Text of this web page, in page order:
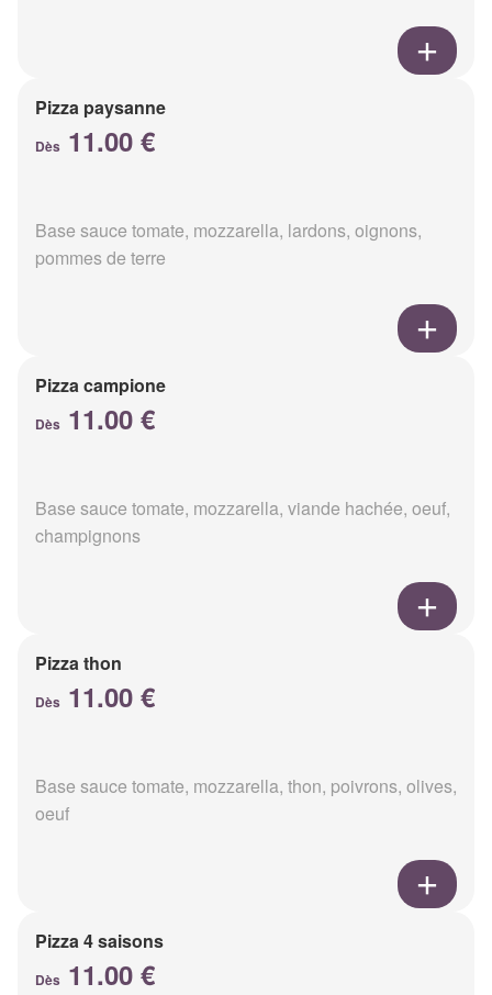
Pizza paysanne
Dès 11.00 €
Base sauce tomate, mozzarella, lardons, oignons,
pommes de terre
Pizza campione
Dès 11.00 €
Base sauce tomate, mozzarella, viande hachée, oeuf,
champignons
Pizza thon
Dès 11.00 €
Base sauce tomate, mozzarella, thon, poivrons, olives,
oeuf
Pizza 4 saisons
Dès 11.00 €